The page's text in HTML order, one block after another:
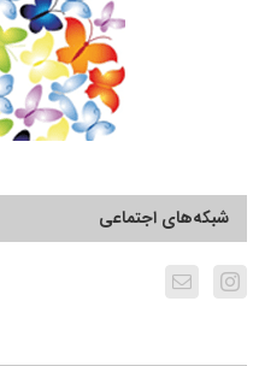
شبکه‌های اجتماعی